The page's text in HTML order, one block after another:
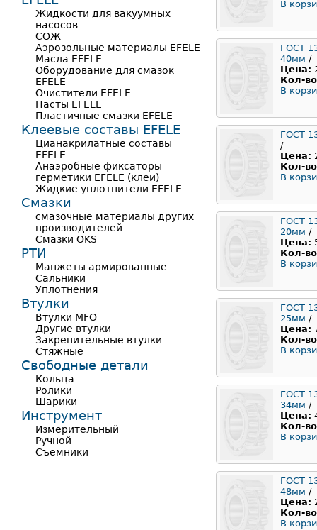
В
ГОСТ
40мм /
Цена:
Кол-
В
ГОСТ
/
Цена:
Кол-
В
ГОСТ
20мм /
Цена:
Кол-
В
ГОСТ
25мм /
Цена:
Кол-
В
ГОСТ
34мм /
Цена:
Кол-
В
ГОСТ
48мм /
Цена:
Кол-
В
Жидкости для вакуумных
насосов
СОЖ
Аэрозольные материалы EFELE
Масла EFELE
Оборудование для смазок
EFELE
Очистители EFELE
Пасты EFELE
Пластичные смазки EFELE
Клеевые составы EFELE
Цианакрилатные составы
EFELE
Анаэробные фиксаторы-
герметики EFELE (клеи)
Жидкие уплотнители EFELE
Смазки
смазочные материалы других
производителей
Смазки OKS
РТИ
Манжеты армированные
Сальники
Уплотнения
Втулки
Втулки MFO
Другие втулки
Закрепительные втулки
Стяжные
Свободные детали
Кольца
Ролики
Шарики
Инструмент
Измерительный
Ручной
Съемники